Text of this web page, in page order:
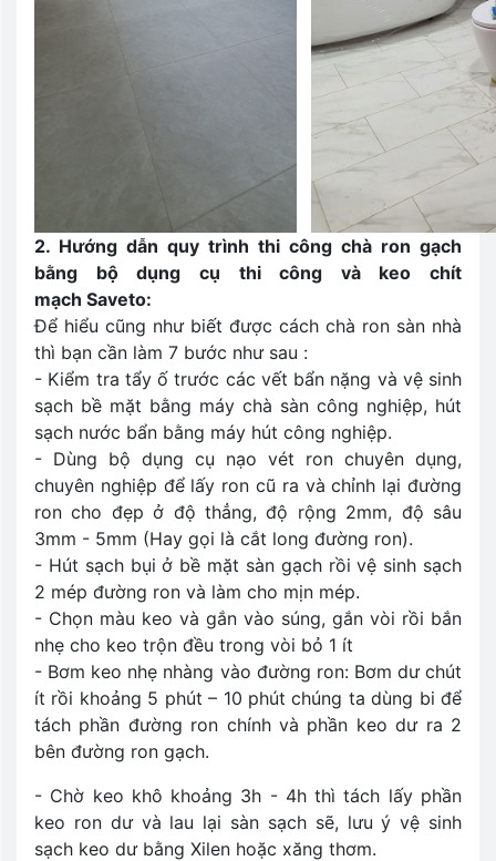
2. Hướng dẫn quy trình thi công chà ron gạch
bằng bộ dụng cụ thi công và keo chít
mạch Saveto:
Để hiểu cũng như biết được cách chà ron sàn nhà
thì bạn cần làm 7 bước như sau :
- Kiểm tra tẩy ố trước các vết bẩn nặng và vệ sinh
sạch bề mặt bằng máy chà sàn công nghiệp, hút
sạch nước bẩn bằng máy hút công nghiệp.
- Dùng bộ dụng cụ nạo vét ron chuyên dụng,
chuyên nghiệp để lấy ron cũ ra và chỉnh lại đường
ron cho đẹp ở độ thẳng, độ rộng 2mm, độ sâu
3mm - 5mm (Hay gọi là cắt long đường ron).
- Hút sạch bụi ở bề mặt sàn gạch rồi vệ sinh sạch
2 mép đường ron và làm cho mịn mép.
- Chọn màu keo và gắn vào súng, gắn vòi rồi bắn
nhẹ cho keo trộn đều trong vòi bỏ 1 ít
- Bơm keo nhẹ nhàng vào đường ron: Bơm dư chút
ít rồi khoảng 5 phút – 10 phút chúng ta dùng bi để
tách phần đường ron chính và phần keo dư ra 2
bên đường ron gạch.
- Chờ keo khô khoảng 3h - 4h thì tách lấy phần
keo ron dư và lau lại sàn sạch sẽ, lưu ý vệ sinh
sạch keo dư bằng Xilen hoặc xăng thơm.